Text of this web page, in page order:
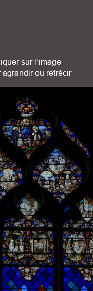
sur l’image
agrandir ou rétrécir